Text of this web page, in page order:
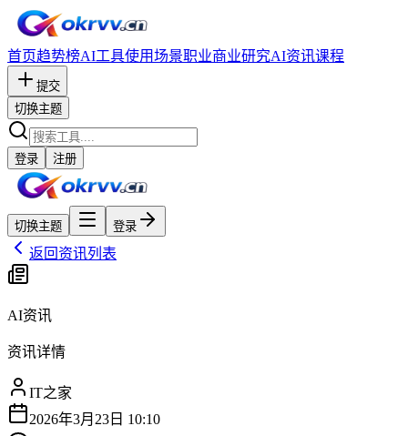
首页趋势榜AI工具使用场景职业商业研究AI资讯课程
提交
切换主题
登录 注册
切换主题 登录
返回资讯列表
AI资讯
资讯详情
IT之家
2026年3月23日 10:10